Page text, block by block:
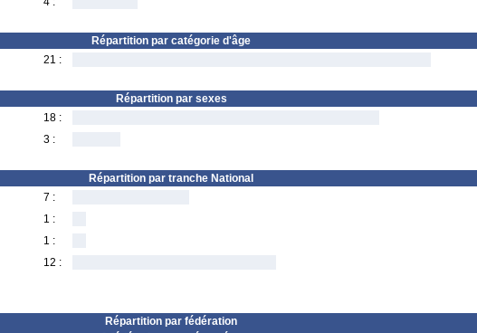
Répartition par catégorie d'âge
21 :
Répartition par sexes
18 :
3 :
Répartition par tranche National
7 :
1 :
1 :
12 :
Répartition par fédération